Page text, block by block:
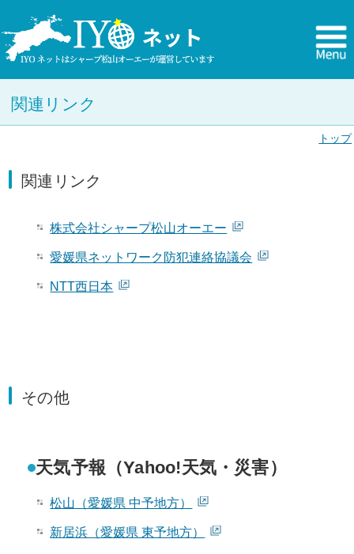
関連リンク
トップ
関連リンク
株式会社シャープ松山オーエー
愛媛県ネットワーク防犯連絡協議会
NTT西日本
その他
天気予報（Yahoo!天気・災害）
松山（愛媛県 中予地方）
新居浜（愛媛県 東予地方）